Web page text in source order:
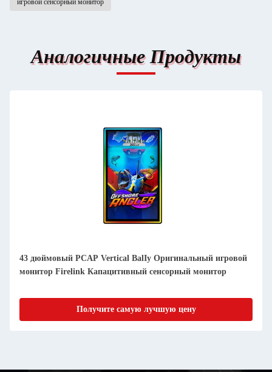
игровой сенсорный монитор
Аналогичные Продукты
43 дюймовый PCAP Vertical BalIy Оригинальный игровой
монитор Firelink Капацитивный сенсорный монитор
Получите самую лучшую цену